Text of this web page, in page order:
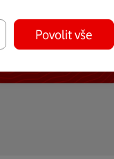
jižPovolit vše